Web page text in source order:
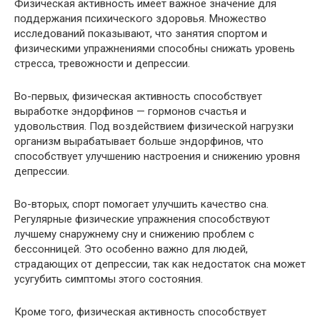
Физическая активность имеет важное значение для
поддержания психического здоровья. Множество
исследований показывают, что занятия спортом и
физическими упражнениями способны снижать уровень
стресса, тревожности и депрессии.
Во-первых, физическая активность способствует
выработке эндорфинов — гормонов счастья и
удовольствия. Под воздействием физической нагрузки
организм вырабатывает больше эндорфинов, что
способствует улучшению настроения и снижению уровня
депрессии.
Во-вторых, спорт помогает улучшить качество сна.
Регулярные физические упражнения способствуют
лучшему снаружнему сну и снижению проблем с
бессонницей. Это особенно важно для людей,
страдающих от депрессии, так как недостаток сна может
усугубить симптомы этого состояния.
Кроме того, физическая активность способствует